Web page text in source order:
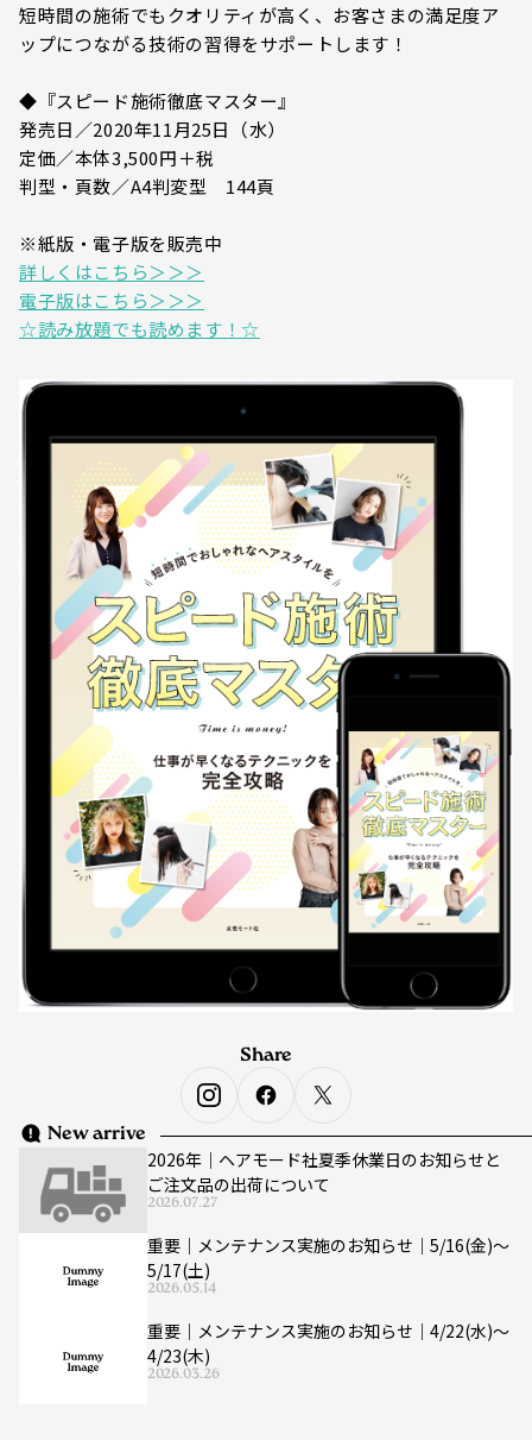
短時間の施術でもクオリティが高く、お客さまの満足度ア
ップにつながる技術の習得をサポートします！
◆『スピード施術徹底マスター』
発売日／2020年11月25日（水）
定価／本体3,500円＋税
判型・頁数／A4判変型 144頁
※紙版・電子版を販売中
詳しくはこちら＞＞＞
電子版はこちら＞＞＞
☆読み放題でも読めます！☆
New arrive
2026年｜ヘアモード社夏季休業日のお知らせと
ご注文品の出荷について
2026.07.27
重要｜メンテナンス実施のお知らせ｜5/16(金)〜
5/17(土)
2026.05.14
重要｜メンテナンス実施のお知らせ｜4/22(水)〜
4/23(木)
2026.03.26
Share